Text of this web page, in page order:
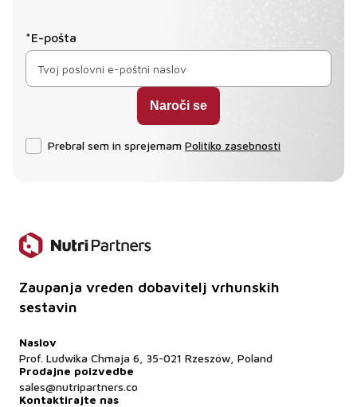
*E-pošta
Prebral sem in sprejemam Politiko zasebnosti
Zaupanja vreden dobavitelj vrhunskih
sestavin
Naslov
Prof. Ludwika Chmaja 6, 35-021 Rzeszów, Poland
Prodajne poizvedbe
sales@nutripartners.co
Kontaktirajte nas